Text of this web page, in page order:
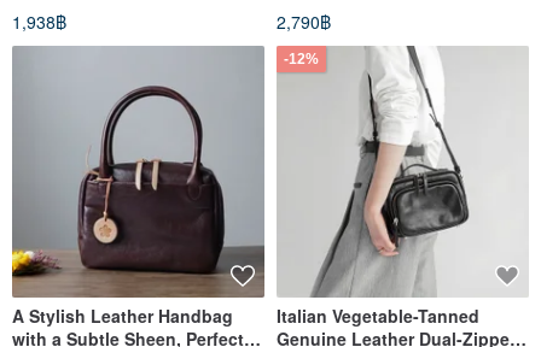
1,938฿
2,790฿
A Stylish Leather Handbag
with a Subtle Sheen, Perfect
-12%
Italian Vegetable-Tanned
Genuine Leather Dual-Zipper